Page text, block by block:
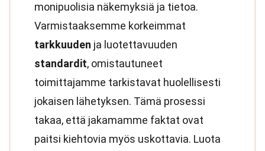
monipuolisia näkemyksiä ja tietoa.
Varmistaaksemme korkeimmat
tarkkuuden ja luotettavuuden
standardit, omistautuneet
toimittajamme tarkistavat huolellisesti
jokaisen lähetyksen. Tämä prosessi
takaa, että jakamamme faktat ovat
paitsi kiehtovia myös uskottavia. Luota